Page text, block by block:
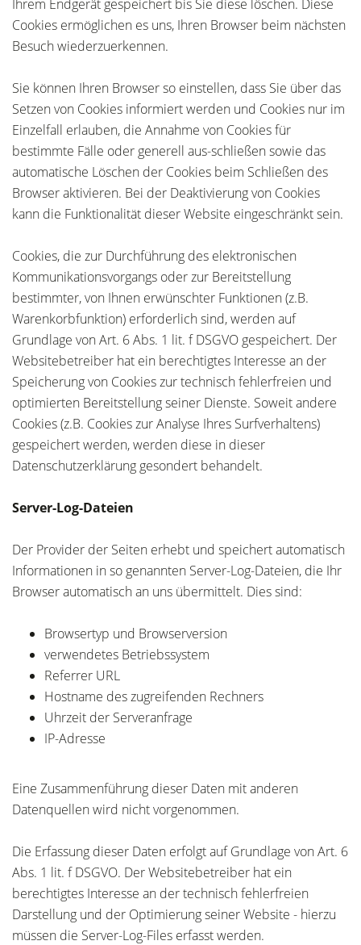
Ihrem Endgerät gespeichert bis Sie diese löschen. Diese
Cookies ermöglichen es uns, Ihren Browser beim nächsten
Besuch wiederzuerkennen.
Sie können Ihren Browser so einstellen, dass Sie über das
Setzen von Cookies informiert werden und Cookies nur im
Einzelfall erlauben, die Annahme von Cookies für
bestimmte Fälle oder generell aus-schließen sowie das
automatische Löschen der Cookies beim Schließen des
Browser aktivieren. Bei der Deaktivierung von Cookies
kann die Funktionalität dieser Website eingeschränkt sein.
Cookies, die zur Durchführung des elektronischen
Kommunikationsvorgangs oder zur Bereitstellung
bestimmter, von Ihnen erwünschter Funktionen (z.B.
Warenkorbfunktion) erforderlich sind, werden auf
Grundlage von Art. 6 Abs. 1 lit. f DSGVO gespeichert. Der
Websitebetreiber hat ein berechtigtes Interesse an der
Speicherung von Cookies zur technisch fehlerfreien und
optimierten Bereitstellung seiner Dienste. Soweit andere
Cookies (z.B. Cookies zur Analyse Ihres Surfverhaltens)
gespeichert werden, werden diese in dieser
Datenschutzerklärung gesondert behandelt.
Server-Log-Dateien
Der Provider der Seiten erhebt und speichert automatisch
Informationen in so genannten Server-Log-Dateien, die Ihr
Browser automatisch an uns übermittelt. Dies sind:
Browsertyp und Browserversion
verwendetes Betriebssystem
Referrer URL
Hostname des zugreifenden Rechners
Uhrzeit der Serveranfrage
IP-Adresse
Eine Zusammenführung dieser Daten mit anderen
Datenquellen wird nicht vorgenommen.
Die Erfassung dieser Daten erfolgt auf Grundlage von Art. 6
Abs. 1 lit. f DSGVO. Der Websitebetreiber hat ein
berechtigtes Interesse an der technisch fehlerfreien
Darstellung und der Optimierung seiner Website - hierzu
müssen die Server-Log-Files erfasst werden.